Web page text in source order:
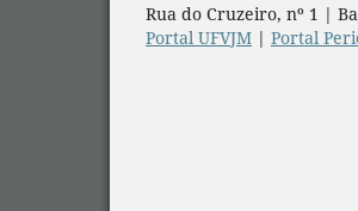
Rua do Cruzeiro, nº 1 |
Portal UFVJM | Portal